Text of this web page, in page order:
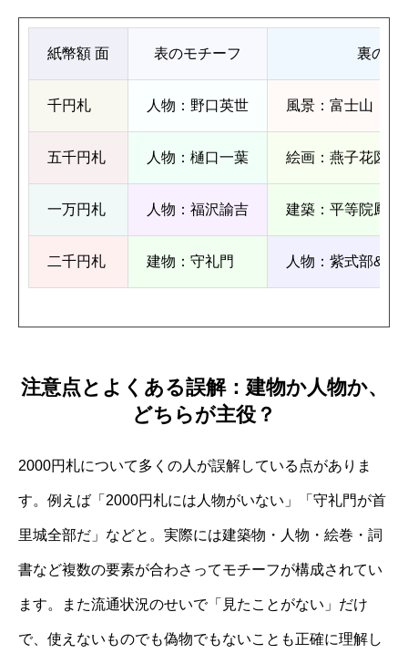
紙幣額 面 表のモチーフ 裏のモ
千円札 人物：野口英世 風景：富士山・桜
五千円札 人物：樋口一葉 絵画：燕子花図
一万円札 人物：福沢諭吉 建築：平等院鳳凰
二千円札 建物：守礼門 人物：紫式部&源
注意点とよくある誤解：建物か人物か、
どちらが主役？
2000円札について多くの人が誤解している点がありま
す。例えば「2000円札には人物がいない」「守礼門が首
里城全部だ」などと。実際には建築物・人物・絵巻・詞
書など複数の要素が合わさってモチーフが構成されてい
ます。また流通状況のせいで「見たことがない」だけ
で、使えないものでも偽物でもないことも正確に理解し